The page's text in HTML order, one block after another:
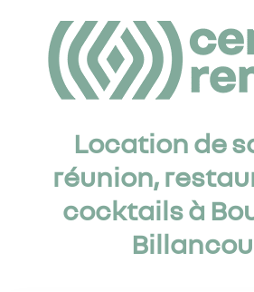
Location de
réunion,
cocktails à